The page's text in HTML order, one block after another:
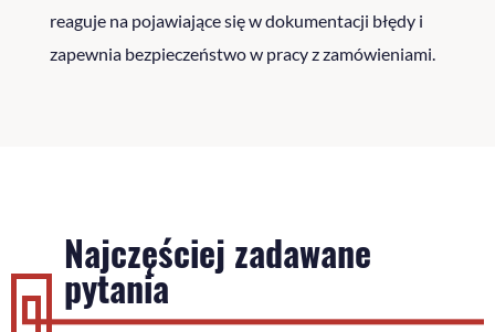
reaguje na pojawiające się w dokumentacji błędy i
zapewnia bezpieczeństwo w pracy z zamówieniami.
Najczęściej zadawane
pytania